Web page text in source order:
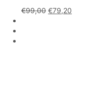
€99,00 €79,20